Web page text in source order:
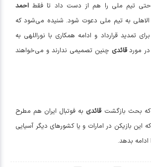
تیم ملی را هم از دست داد تا فقطاحمد
به تیم ملی دعوت شود. شنیده می‌شود که
تمدید قرارداد و ادامه همکاری با نوراللهی به
موردقائدیچنین تصمیمی ندارند و می‌خواهند
بحث بازگشتقائدیبه فوتبال ایران هم مطرح
بازیکن در امارات و یا کشور‌های دیگر آسیایی
بدهد.